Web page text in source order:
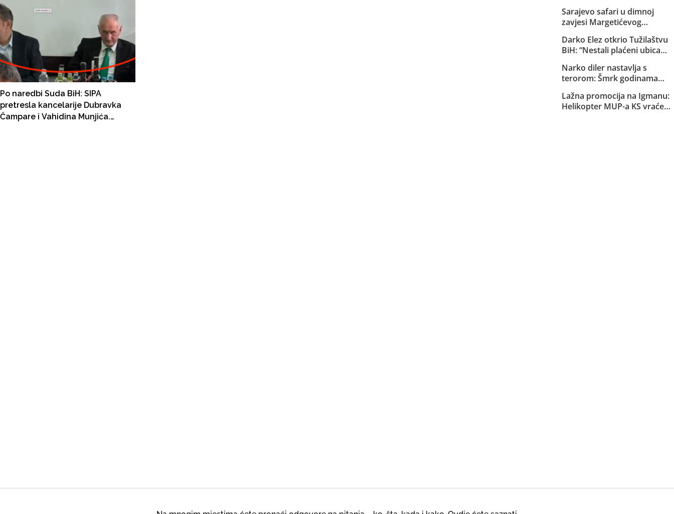
Hasanspahića
Po naredbi Suda BiH: SIPA
pretresla kancelarije Dubravka
Čampare i Vahidina Munjića.
odluka: Sud obavijestio
državno Tužilaštvo
Sarajevo safari u dimnoj
zavjesi Margetićevog
medijski spektakl i nula
konkretnih dokaza
Darko Elez otkrio Tužilaštvu
BiH: “Nestali plaćeni ubica
zakopan kod bob staze na
Trebeviću”
Narko diler nastavlja s
terorom: Šmrk godinama
Sarajlije i snima svoje
brutalne akcije!
Lažna promocija na Igmanu:
Helikopter MUP-a KS vraćen